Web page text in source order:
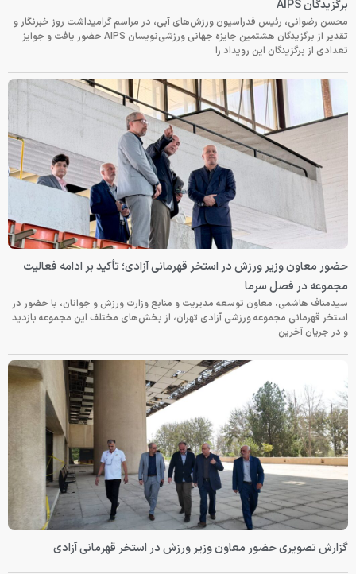
برگزیدگان AIPS
محسن رضوانی، رئیس فدراسیون ورزش‌های آبی، در مراسم گرامیداشت روز خبرنگار و
تقدیر از برگزیدگان هشتمین جایزه جهانی ورزشی‌نویسان AIPS حضور یافت و جوایز
تعدادی از برگزیدگان این رویداد را
حضور معاون وزیر ورزش در استخر قهرمانی آزادی؛ تأکید بر ادامه فعالیت
مجموعه در فصل سرما
سیدمناف هاشمی، معاون توسعه مدیریت و منابع وزارت ورزش و جوانان، با حضور در
استخر قهرمانی مجموعه ورزشی آزادی تهران، از بخش‌های مختلف این مجموعه بازدید
و در جریان آخرین
گزارش تصویری حضور معاون وزیر ورزش در استخر قهرمانی آزادی